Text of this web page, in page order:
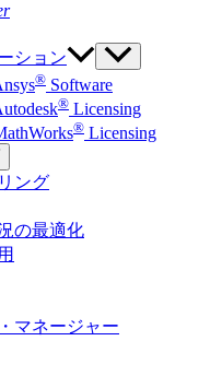
ション
® Software
® Licensing
® Licensing
ング
の最適化
マネージャー